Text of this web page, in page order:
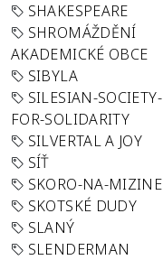
SHAKESPEARE
SHROMÁŽDĚNÍ
AKADEMICKÉ OBCE
SIBYLA
SILESIAN-SOCIETY-
FOR-SOLIDARITY
SILVERTAL A JOY
SÍŤ
SKORO-NA-MIZINE
SKOTSKÉ DUDY
SLANÝ
SLENDERMAN